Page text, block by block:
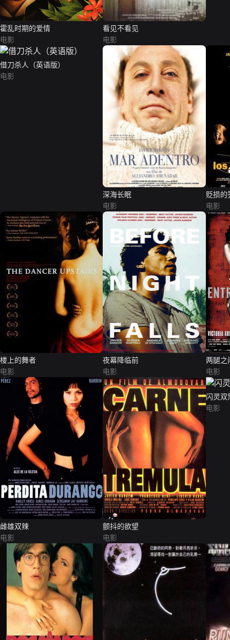
霍乱时期的爱情
电影
看见不看见
电影
借刀杀人（英语版）
电影
深海长眠
电影
贬损的
电影
楼上的舞者
电影
夜幕降临前
电影
两腿之
电影
雌雄双辣
电影
颤抖的欲望
电影
闪灵双
电影